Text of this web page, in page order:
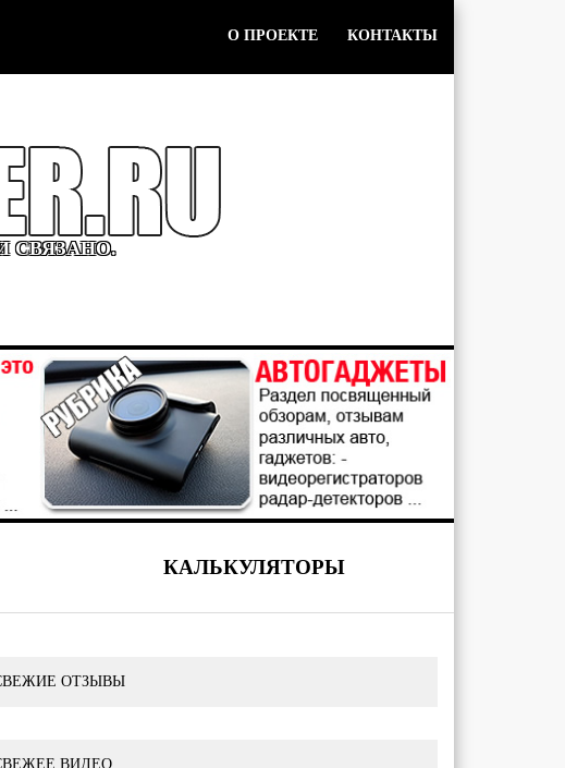
О ПРОЕКТЕ КОНТАКТЫ
СВЯЗАНО.
КАЛЬКУЛЯТОРЫ
ОТЗЫВЫ
ВИДЕО